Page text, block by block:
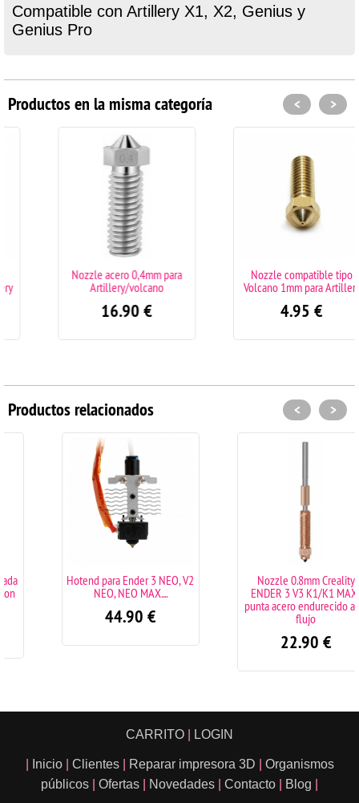
Compatible con Artillery X1, X2, Genius y
Genius Pro
Productos en la misma categoría
Nozzle acero 0,4mm para
Artillery/volcano
16.90€
Nozzle compatible tipo
Volcano 1mm para Artillery
€
< >
Productos relacionados
Hotend para Ender 3 NEO, V2
NEO, NEO MAX....
44.90€
Nozzle 0.8mm Creality
ENDER 3 V3 K1/K1 MAX/
punta acero endurecido alto
22.90€
< >
CARRITO LOGIN
Inicio Clientes Reparar impresora 3D
Organismos
públicos
Ofertas Novedades Contacto Blog